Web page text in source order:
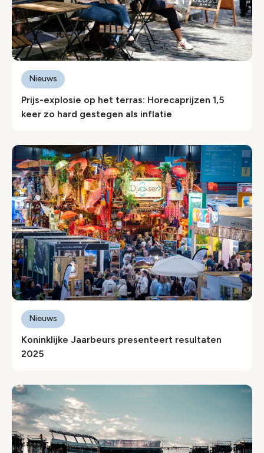
Prijs-explosie op het terras: Horecaprijzen 1,5
keer zo hard gestegen als inflatie
Nieuws
Koninklijke Jaarbeurs presenteert resultaten
2025
Nieuws